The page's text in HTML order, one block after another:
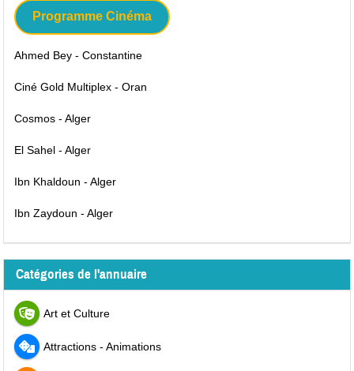
Programme Cinéma
Ahmed Bey - Constantine
Ciné Gold Multiplex - Oran
Cosmos - Alger
El Sahel - Alger
Ibn Khaldoun - Alger
Ibn Zaydoun - Alger
Catégories de l'annuaire
Art et Culture
Attractions - Animations